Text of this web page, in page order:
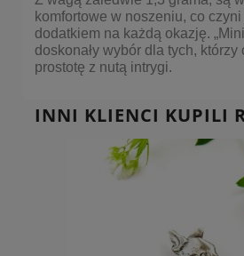
komfortowe w noszeniu, co
dodatkiem na każdą okazję.
doskonały wybór dla tych, którzy
prostotę z nutą intrygi.
INNI KLIENCI KUPILI